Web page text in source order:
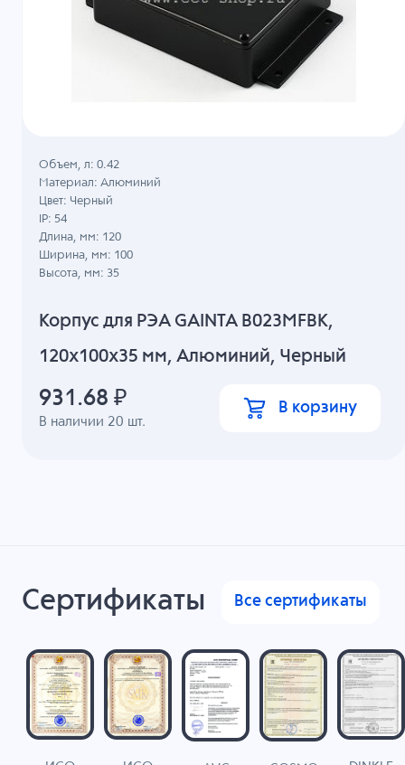
Корпус для РЭА GAINTA B023MFBK,
120x100x35 мм, Алюминий, Черный
В наличии 20 шт.
Объем, л: 0.42
Материал: Алюминий
Цвет: Черный
IP: 54
Длина, мм: 120
Ширина, мм: 100
Высота, мм: 35
931.68 ₽ В корзину
Сертификаты Все сертификаты